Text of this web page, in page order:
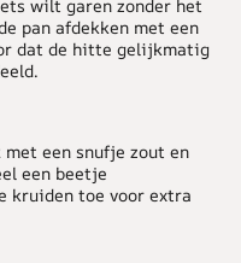
wilt garen zonder het
pan afdekken met een
dat de hitte gelijkmatig
een snufje zout en
een beetje
kruiden toe voor extra